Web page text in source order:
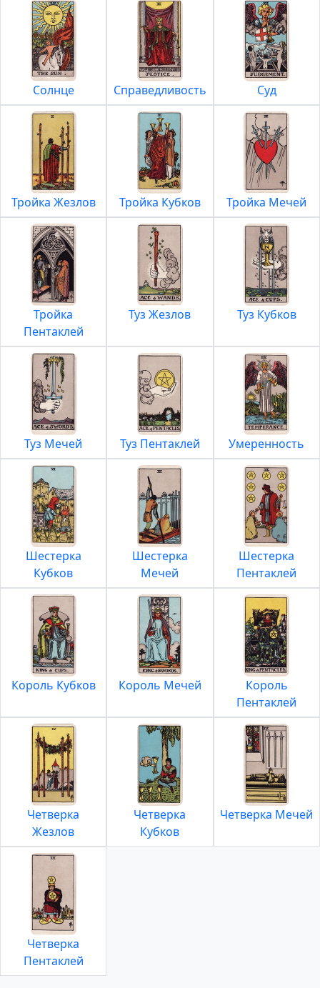
Солнце Справедливость Суд
Тройка Жезлов Тройка Кубков Тройка Мечей
Тройка
Пентаклей
Туз Жезлов Туз Кубков
Туз Мечей Туз Пентаклей Умеренность
Шестерка
Кубков
Шестерка
Мечей
Шестерка
Пентаклей
Король Кубков Король Мечей
Король
Пентаклей
Четверка
Жезлов
Четверка
Кубков
Четверка Мечей
Четверка
Пентаклей